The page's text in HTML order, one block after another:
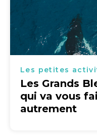
Les petites
Les Grands
qui va vous
autrement